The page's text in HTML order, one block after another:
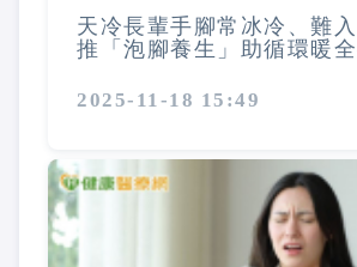
天冷長輩手腳常冰冷、難
推「泡腳養生」助循環暖
2025-11-18 15:49